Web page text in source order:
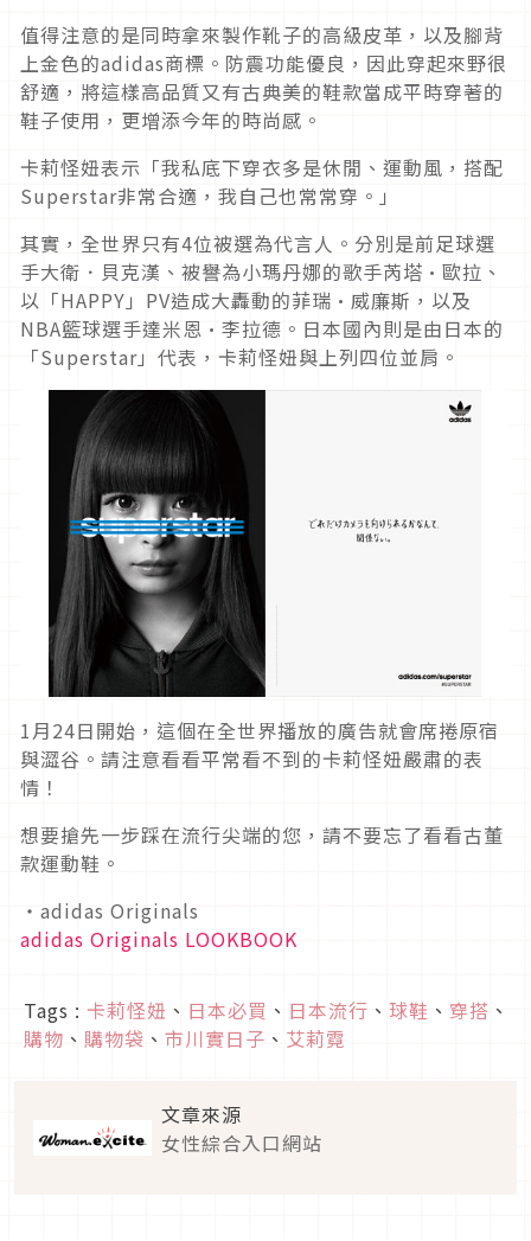
值得注意的是同時拿來製作靴子的高級皮革，以及腳背
上金色的adidas商標。防震功能優良，因此穿起來野很
舒適，將這樣高品質又有古典美的鞋款當成平時穿著的
鞋子使用，更增添今年的時尚感。
卡莉怪妞表示「我私底下穿衣多是休閒、運動風，搭配
Superstar非常合適，我自己也常常穿。」
其實，全世界只有4位被選為代言人。分別是前足球選
手大衛．貝克漢、被譽為小瑪丹娜的歌手芮塔·歐拉、
以「HAPPY」PV造成大轟動的菲瑞·威廉斯，以及
NBA籃球選手達米恩·李拉德。日本國內則是由日本的
「Superstar」代表，卡莉怪妞與上列四位並肩。
1月24日開始，這個在全世界播放的廣告就會席捲原宿
與澀谷。請注意看看平常看不到的卡莉怪妞嚴肅的表
情！
想要搶先一步踩在流行尖端的您，請不要忘了看看古董
款運動鞋。
・adidas Originals
adidas Originals LOOKBOOK
Tags : 卡莉怪妞 、 日本必買 、 日本流行 、 球鞋 、 穿搭 、
購物 、 購物袋 、 市川實日子 、 艾莉霓
文章來源
女性綜合入口網站